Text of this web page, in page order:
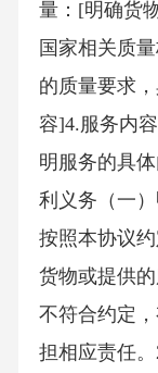
量：[明确货
国家相关质
的质量要求
容]4.服务内
明服务的具
利义务（一
按照本协议
货物或提供
不符合约定
担相应责任